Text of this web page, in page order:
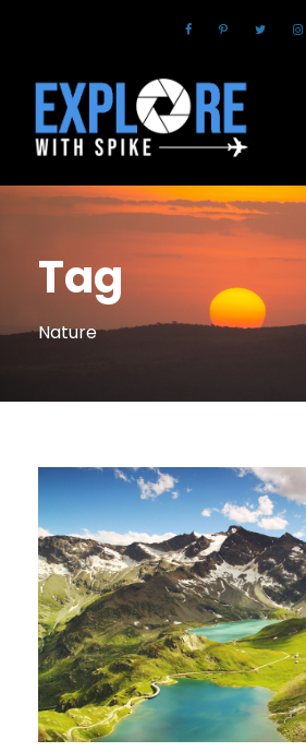
Tag
Nature